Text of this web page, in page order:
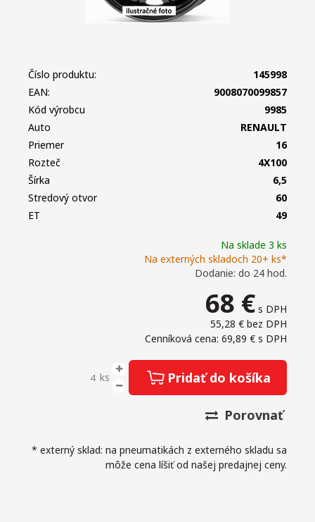
Na sklade 3 ks
Na externých skladoch 20+ ks*
Dodanie: do 24 hod.
68 € s DPH
55,28 € bez DPH
Cenníková cena: 69,89 € s DPH
ks Pridať do košíka
Porovnať
* externý sklad: na pneumatikách z externého skladu sa
môže cena líšiť od našej predajnej ceny.
Číslo produktu:
145998
EAN:
9008070099857
Kód výrobcu
9985
Auto
RENAULT
Priemer
16
Rozteč
4X100
Šírka
6,5
Stredový otvor
60
ET
49